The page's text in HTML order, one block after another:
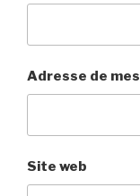
Adresse de
Site web